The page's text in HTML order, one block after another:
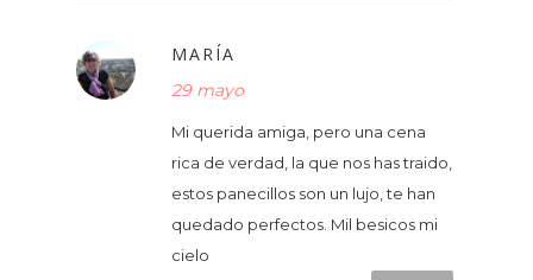
MARÍA
29 mayo
Mi querida amiga, pero una cena
rica de verdad, la que nos has traido,
estos panecillos son un lujo, te han
quedado perfectos. Mil besicos mi
cielo